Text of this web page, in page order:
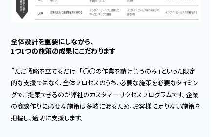
全体設計を重要にしながら、
1つ1つの施策の成果にこだわります
「ただ戦略を立てるだけ」「〇〇の作業を請け負うのみ」といった限定
的な支援ではなく、全体プロセスのうち、必要な施策を必要なタイミン
グでご提案できるのが弊社のカスタマーサクセスプログラムです。企業
の商談作りに必要な施策は多岐に渡るため、お客様に足りない施策を
把握し、適切に支援します。